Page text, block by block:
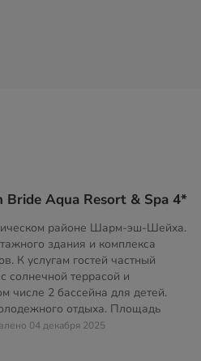
Bride Aqua Resort & Spa 4*
районе Шарм-эш-Шейха.
здания и комплекса
К услугам гостей частный
солнечной террасой и
числе 2 бассейна для детей.
отдыха. Площадь
04 декабря 2025